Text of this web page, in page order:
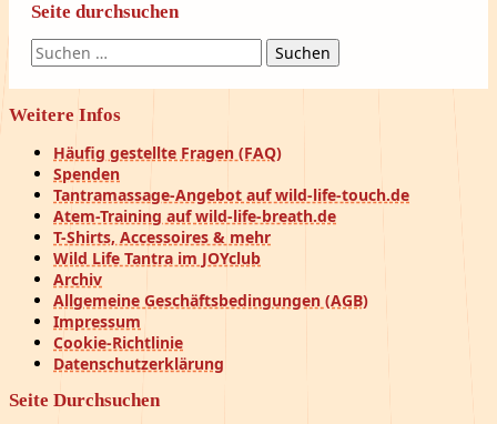
Seite durchsuchen
Suchen
nach:
Weitere Infos
Häufig gestellte Fragen (FAQ)
Spenden
Tantramassage-Angebot auf wild-life-touch.de
Atem-Training auf wild-life-breath.de
T-Shirts, Accessoires & mehr
Wild Life Tantra im JOYclub
Archiv
Allgemeine Geschäftsbedingungen (AGB)
Impressum
Cookie-Richtlinie
Datenschutzerklärung
Seite Durchsuchen